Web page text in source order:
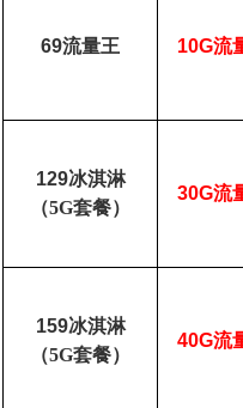
69流量王 10G流
129冰淇淋
（5G套餐）
30G流
159冰淇淋
（5G套餐）
40G流